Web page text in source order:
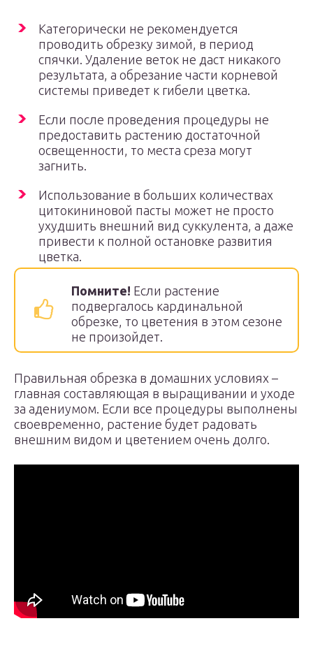
Категорически не рекомендуется
проводить обрезку зимой, в период
спячки. Удаление веток не даст никакого
результата, а обрезание части корневой
системы приведет к гибели цветка.
Если после проведения процедуры не
предоставить растению достаточной
освещенности, то места среза могут
загнить.
Использование в больших количествах
цитокининовой пасты может не просто
ухудшить внешний вид суккулента, а даже
привести к полной остановке развития
цветка.
Помните! Если растение
подвергалось кардинальной
обрезке, то цветения в этом сезоне
не произойдет.
Правильная обрезка в домашних условиях –
главная составляющая в выращивании и уходе
за адениумом. Если все процедуры выполнены
своевременно, растение будет радовать
внешним видом и цветением очень долго.